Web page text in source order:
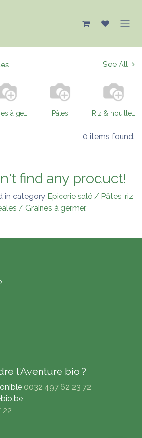
See All
Pâtes
0 items found.
find any product!
in category Epicerie salé / Pâtes, riz
/ Graines à germer.
l'Aventure bio ?
0032 497 62 23 72
22